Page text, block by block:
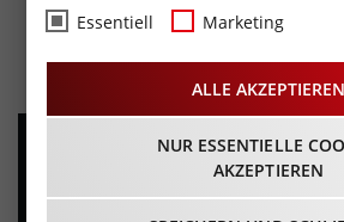
Wild Face
07.03.2026 - Beginn
Essentiell Marketing
ALLE AKZEPTIEREN
NUR ESSENTIELLE
AKZEPTIEREN